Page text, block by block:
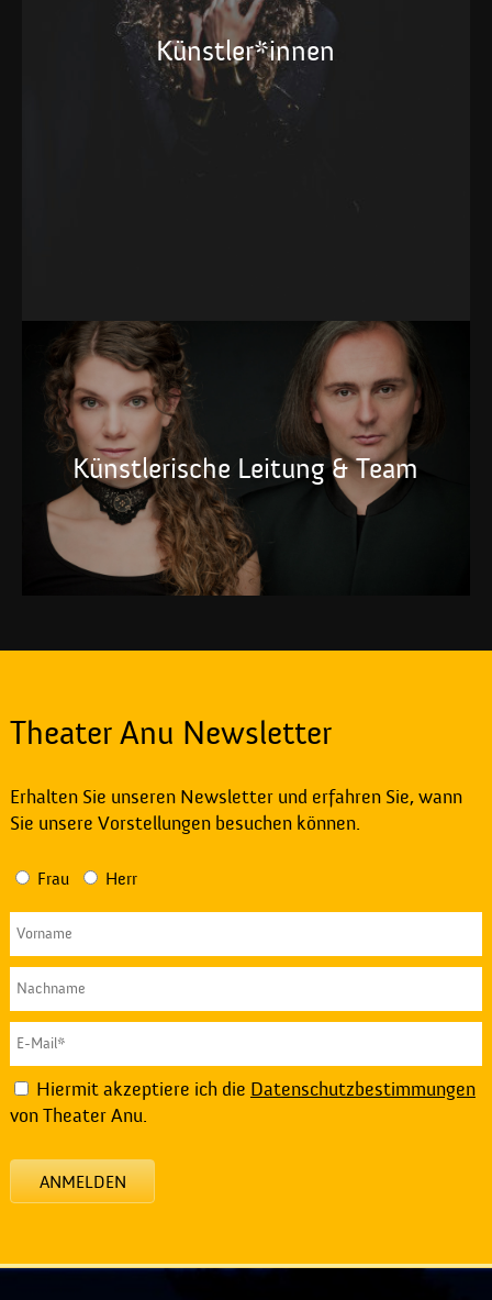
Künstler*innen
Künstlerische Leitung & Team
Theater Anu Newsletter
Erhalten Sie unseren Newsletter und erfahren Sie, wann
Sie unsere Vorstellungen besuchen können.
Frau Herr
Hiermit akzeptiere ich die Datenschutzbestimmungen
von Theater Anu.
ANMELDEN